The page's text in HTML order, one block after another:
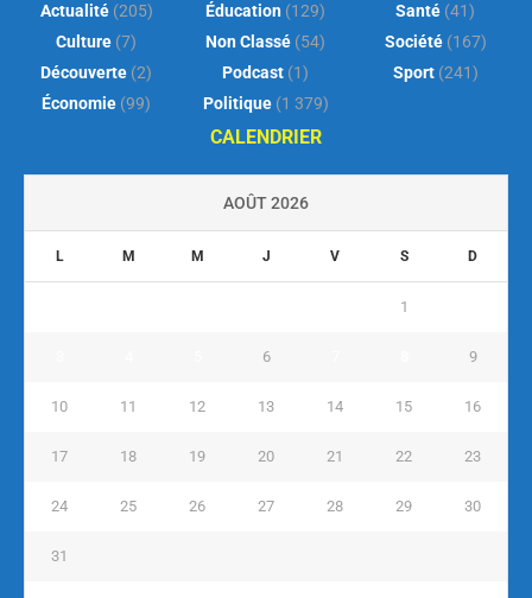
Actualité(205)
Culture (7)
Découverte (2)
Économie (99)
Éducation (129)
Non Classé (54)
Podcast (1)
Politique(1 379)
Santé (41)
Société(167)
Sport(241)
CALENDRIER
AOÛT 2026
L M M J V S D
1
6 9
10 11 12 13 14 15 16
17 18 19 20 21 22 23
24 25 26 27 28 29 30
31